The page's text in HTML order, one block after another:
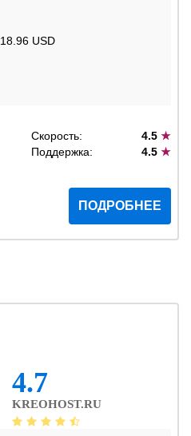
18.96 USD
Скорость: 4.5 ★
Поддержка: 4.5 ★
ПОДРОБНЕЕ
4.7
KREOHOST.RU